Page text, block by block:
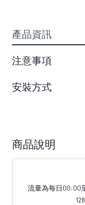
產品資訊
注意事項
安裝方式
商品說明
流量為每日00:00